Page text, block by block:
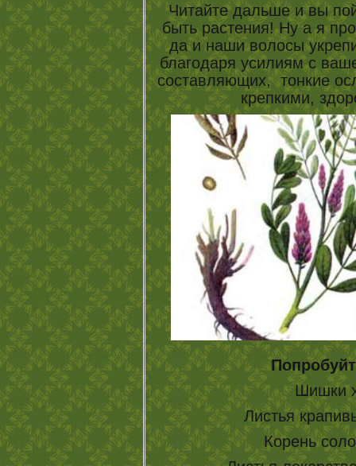
Читайте дальше и вы
быть растения! Ну а я
да и наши волосы
благодаря усилиям с
составляющих, тонкие
крепкими,
Шишки
Листья
Корень